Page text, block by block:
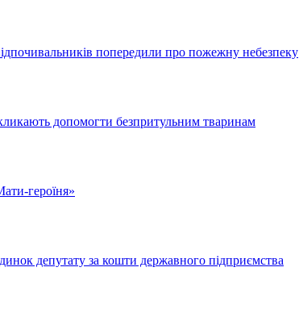
попередили про пожежну небезпеку
допомогти безпритульним тваринам
героїня»
депутату за кошти державного підприємства